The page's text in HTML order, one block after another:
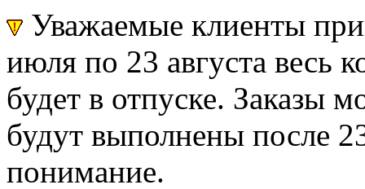
Уважаемые клиенты
июля по 23 августа весь
будет в отпуске. Заказы
будут выполнены после
понимание.